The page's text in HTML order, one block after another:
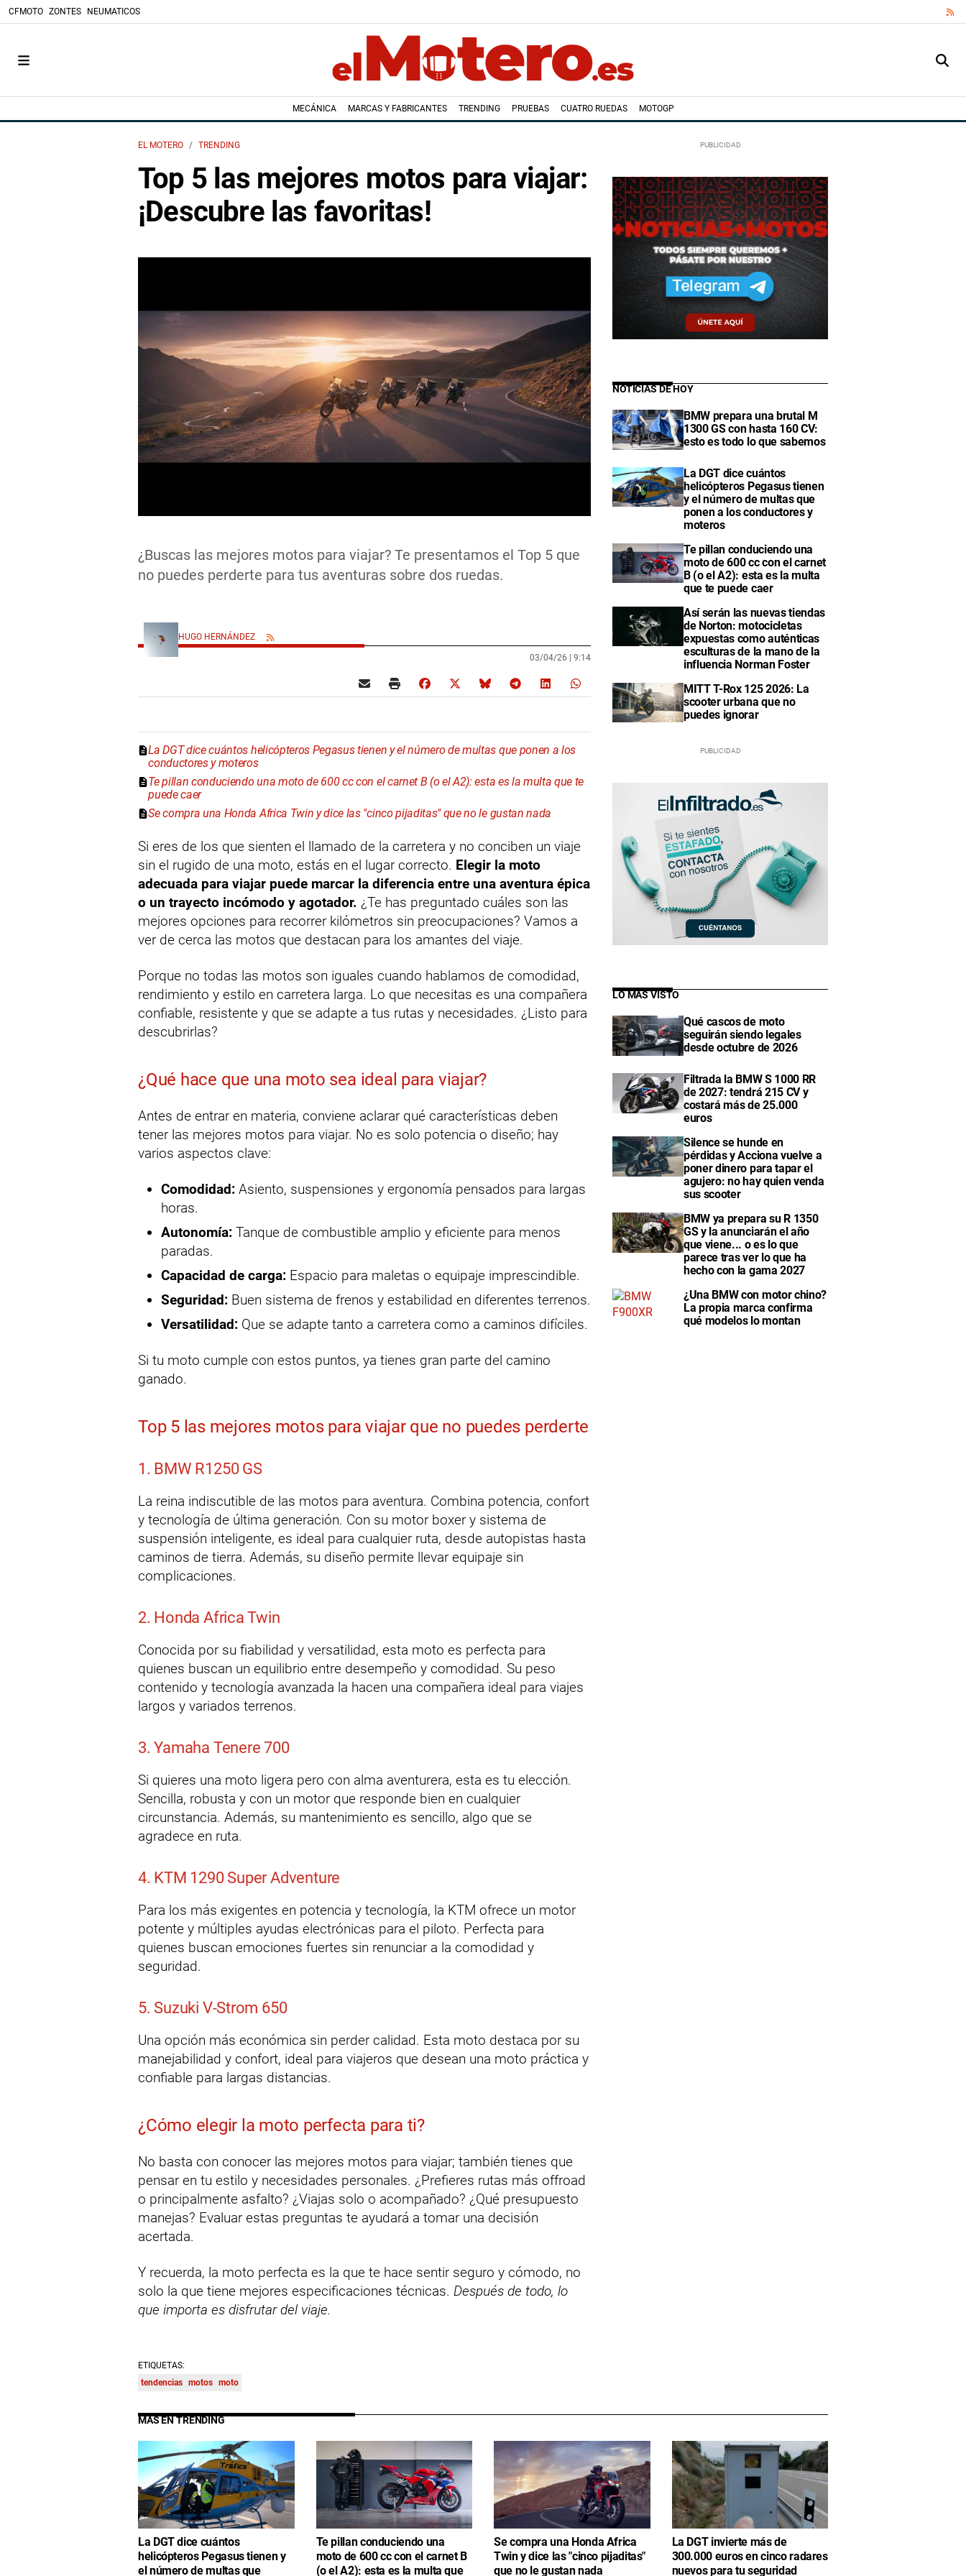
CFMOTO ZONTES NEUMATICOS
MECÁNICA MARCAS Y FABRICANTES TRENDING PRUEBAS CUATRO RUEDAS MOTOGP
EL MOTERO TRENDING
Top 5 las mejores motos para viajar:
¡Descubre las favoritas!
¿Buscas las mejores motos para viajar? Te presentamos el Top 5 que
no puedes perderte para tus aventuras sobre dos ruedas.
HUGO HERNÁNDEZ
03/04/26 | 9:14
La DGT dice cuántos helicópteros Pegasus tienen y el número de multas que ponen a los
conductores y moteros
Te pillan conduciendo una moto de 600 cc con el carnet B (o el A2): esta es la multa que te
puede caer
Se compra una Honda Africa Twin y dice las "cinco pijaditas" que no le gustan nada
Si eres de los que sienten el llamado de la carretera y no conciben un viaje
sin el rugido de una moto, estás en el lugar correcto. Elegir la moto
adecuada para viajar puede marcar la diferencia entre una aventura épica
o un trayecto incómodo y agotador. ¿Te has preguntado cuáles son las
mejores opciones para recorrer kilómetros sin preocupaciones? Vamos a
ver de cerca las motos que destacan para los amantes del viaje.
Porque no todas las motos son iguales cuando hablamos de comodidad,
rendimiento y estilo en carretera larga. Lo que necesitas es una compañera
confiable, resistente y que se adapte a tus rutas y necesidades. ¿Listo para
descubrirlas?
¿Qué hace que una moto sea ideal para viajar?
Antes de entrar en materia, conviene aclarar qué características deben
tener las mejores motos para viajar. No es solo potencia o diseño; hay
varios aspectos clave:
Comodidad: Asiento, suspensiones y ergonomía pensados para largas
horas.
Autonomía: Tanque de combustible amplio y eficiente para menos
paradas.
Capacidad de carga: Espacio para maletas o equipaje imprescindible.
Seguridad: Buen sistema de frenos y estabilidad en diferentes terrenos.
Versatilidad: Que se adapte tanto a carretera como a caminos difíciles.
Si tu moto cumple con estos puntos, ya tienes gran parte del camino
ganado.
Top 5 las mejores motos para viajar que no puedes perderte
1. BMW R1250 GS
La reina indiscutible de las motos para aventura. Combina potencia, confort
y tecnología de última generación. Con su motor boxer y sistema de
suspensión inteligente, es ideal para cualquier ruta, desde autopistas hasta
caminos de tierra. Además, su diseño permite llevar equipaje sin
complicaciones.
2. Honda Africa Twin
Conocida por su fiabilidad y versatilidad, esta moto es perfecta para
quienes buscan un equilibrio entre desempeño y comodidad. Su peso
contenido y tecnología avanzada la hacen una compañera ideal para viajes
largos y variados terrenos.
3. Yamaha Tenere 700
Si quieres una moto ligera pero con alma aventurera, esta es tu elección.
Sencilla, robusta y con un motor que responde bien en cualquier
circunstancia. Además, su mantenimiento es sencillo, algo que se
agradece en ruta.
4. KTM 1290 Super Adventure
Para los más exigentes en potencia y tecnología, la KTM ofrece un motor
potente y múltiples ayudas electrónicas para el piloto. Perfecta para
quienes buscan emociones fuertes sin renunciar a la comodidad y
seguridad.
5. Suzuki V-Strom 650
Una opción más económica sin perder calidad. Esta moto destaca por su
manejabilidad y confort, ideal para viajeros que desean una moto práctica y
confiable para largas distancias.
¿Cómo elegir la moto perfecta para ti?
No basta con conocer las mejores motos para viajar; también tienes que
pensar en tu estilo y necesidades personales. ¿Prefieres rutas más offroad
o principalmente asfalto? ¿Viajas solo o acompañado? ¿Qué presupuesto
manejas? Evaluar estas preguntas te ayudará a tomar una decisión
acertada.
Y recuerda, la moto perfecta es la que te hace sentir seguro y cómodo, no
solo la que tiene mejores especificaciones técnicas. Después de todo, lo
que importa es disfrutar del viaje.
ETIQUETAS:
tendencias motos moto
NOTICIAS DE HOY
BMW prepara una brutal M
1300 GS con hasta 160 CV:
esto es todo lo que sabemos
La DGT dice cuántos
helicópteros Pegasus tienen
y el número de multas que
ponen a los conductores y
moteros
Te pillan conduciendo una
moto de 600 cc con el carnet
B (o el A2): esta es la multa
que te puede caer
Así serán las nuevas tiendas
de Norton: motocicletas
expuestas como auténticas
esculturas de la mano de la
influencia Norman Foster
MITT T-Rox 125 2026: La
scooter urbana que no
puedes ignorar
LO MÁS VISTO
Qué cascos de moto
seguirán siendo legales
desde octubre de 2026
Filtrada la BMW S 1000 RR
de 2027: tendrá 215 CV y
costará más de 25.000
euros
Silence se hunde en
pérdidas y Acciona vuelve a
poner dinero para tapar el
agujero: no hay quien venda
sus scooter
BMW ya prepara su R 1350
GS y la anunciarán el año
que viene... o es lo que
parece tras ver lo que ha
hecho con la gama 2027
¿Una BMW con motor chino?
La propia marca confirma
qué modelos lo montan
MÁS EN TRENDING
La DGT dice cuántos
helicópteros Pegasus tienen y
el número de multas que
Te pillan conduciendo una
moto de 600 cc con el carnet B
(o el A2): esta es la multa que
Se compra una Honda Africa
Twin y dice las "cinco pijaditas"
que no le gustan nada
La DGT invierte más de
300.000 euros en cinco radares
nuevos para tu seguridad